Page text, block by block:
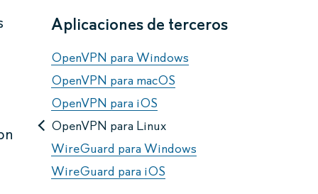
Aplicaciones de terceros
OpenVPN para Windows
OpenVPN para macOS
OpenVPN para iOS
OpenVPN para Linux
WireGuard para Windows
WireGuard para iOS